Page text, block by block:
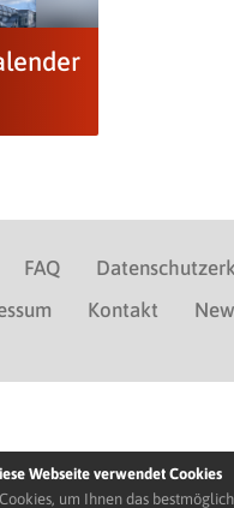
FAQ
Kontakt
Webseite verwendet Cookies
um Ihnen das